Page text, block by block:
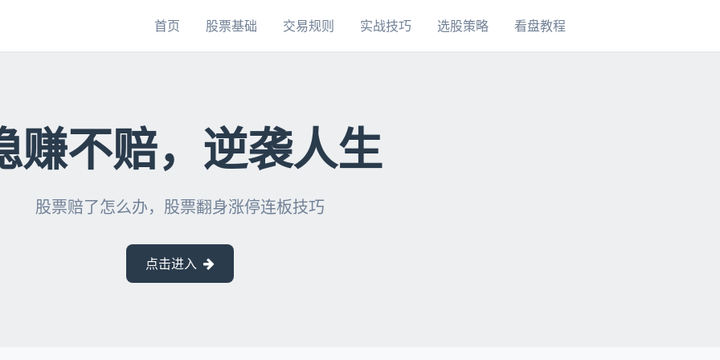
首页 股票基础 交易规则 实战技巧 选股策略 看盘教程
赚不赔，逆袭人生
股票赔了怎么办，股票翻身涨停连板技巧
点击进入